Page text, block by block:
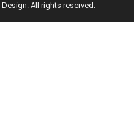
All rights reserved.